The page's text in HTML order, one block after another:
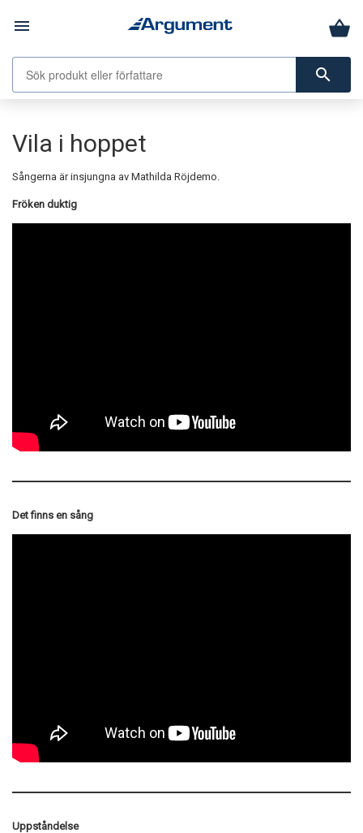
menu
search
Vila i hoppet
Sångerna är insjungna av Mathilda Röjdemo.
Fröken duktig
Det finns en sång
Uppståndelse